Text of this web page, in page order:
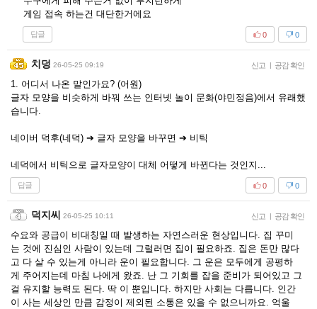
게임 접속 하는건 대단한거에요
답글 0
0
치덩 26-05-25 09:19 신고 | 공감 확인
1. 어디서 나온 말인가요? (어원)
글자 모양을 비슷하게 바꿔 쓰는 인터넷 놀이 문화(야민정음)에서 유래했
습니다.
네이버 덕후(네덕) ➔ 글자 모양을 바꾸면 ➔ 비틱
네덕에서 비틱으로 글자모양이 대체 어떻게 바뀐다는 것인지...
답글 0
0
덕지씨 26-05-25 10:11 신고 | 공감 확인
수요와 공급이 비대칭일 때 발생하는 자연스러운 현상입니다. 집 꾸미
는 것에 진심인 사람이 있는데 그럴러면 집이 필요하죠. 집은 돈만 많다
고 다 살 수 있는게 아니라 운이 필요합니다. 그 운은 모두에게 공평하
게 주어지는데 마침 나에게 왔죠. 난 그 기회를 잡을 준비가 되어있고 그
걸 유지할 능력도 된다. 딱 이 뿐입니다. 하지만 사회는 다릅니다. 인간
이 사는 세상인 만큼 감정이 제외된 소통은 있을 수 없으니까요. 억울